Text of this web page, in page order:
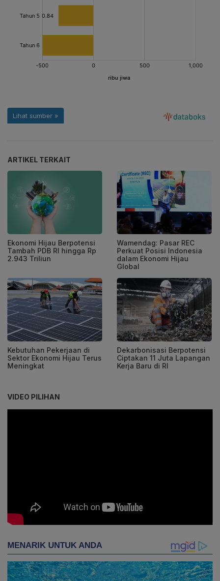
ARTIKEL TERKAIT
Ekonomi Hijau Berpotensi
Tambah PDB RI hingga Rp
2.943 Triliun
Wamendag: Pasar REC
Perkuat Posisi Indonesia
dalam Ekonomi Hijau
Global
Kebutuhan Pekerjaan di
Sektor Ekonomi Hijau Terus
Meningkat
Dekarbonisasi Berpotensi
Ciptakan 11 Juta Lapangan
Kerja Baru di RI
VIDEO PILIHAN